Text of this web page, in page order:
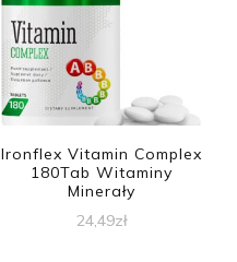
Ironflex Vitamin Complex
180Tab Witaminy
Minerały
24,49zł